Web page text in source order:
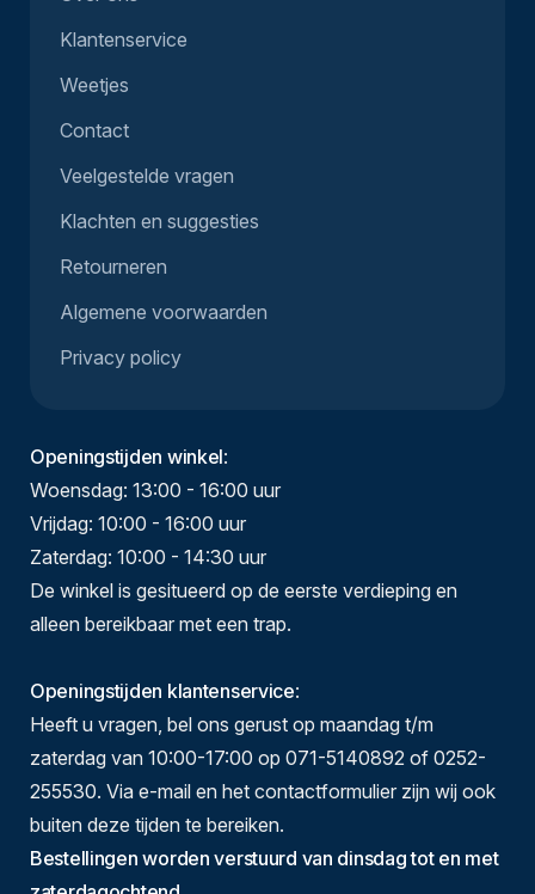
Klantenservice
Weetjes
Contact
Veelgestelde vragen
Klachten en suggesties
Retourneren
Algemene voorwaarden
Privacy policy
Openingstijden winkel:
Woensdag: 13:00 - 16:00 uur
Vrijdag: 10:00 - 16:00 uur
Zaterdag: 10:00 - 14:30 uur
De winkel is gesitueerd op de eerste verdieping en
alleen bereikbaar met een trap.
Openingstijden klantenservice:
Heeft u vragen, bel ons gerust op maandag t/m
zaterdag van 10:00-17:00 op 071-5140892 of 0252-
255530. Via e-mail en het contactformulier zijn wij ook
buiten deze tijden te bereiken.
Bestellingen worden verstuurd van dinsdag tot en met